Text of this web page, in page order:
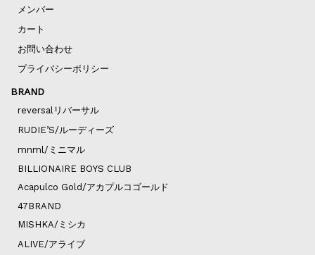
メンバー
カート
お問い合わせ
プライバシーポリシー
BRAND
reversalリバーサル
RUDIE’S/ルーディーズ
mnml/ミニマル
BILLIONAIRE BOYS CLUB
Acapulco Gold/アカプルコゴールド
47BRAND
MISHKA/ミシカ
ALIVE/アライブ